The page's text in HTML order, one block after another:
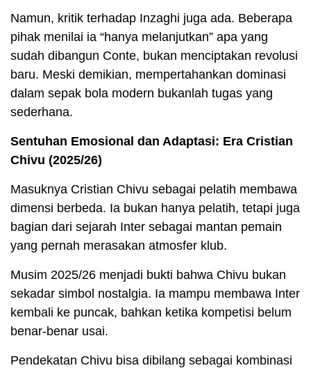
Namun, kritik terhadap Inzaghi juga ada. Beberapa
pihak menilai ia “hanya melanjutkan” apa yang
sudah dibangun Conte, bukan menciptakan revolusi
baru. Meski demikian, mempertahankan dominasi
dalam sepak bola modern bukanlah tugas yang
sederhana.
Sentuhan Emosional dan Adaptasi: Era Cristian
Chivu (2025/26)
Masuknya Cristian Chivu sebagai pelatih membawa
dimensi berbeda. Ia bukan hanya pelatih, tetapi juga
bagian dari sejarah Inter sebagai mantan pemain
yang pernah merasakan atmosfer klub.
Musim 2025/26 menjadi bukti bahwa Chivu bukan
sekadar simbol nostalgia. Ia mampu membawa Inter
kembali ke puncak, bahkan ketika kompetisi belum
benar-benar usai.
Pendekatan Chivu bisa dibilang sebagai kombinasi